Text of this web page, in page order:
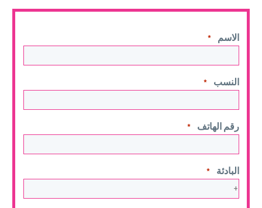
الفيديو
الاسم *
النسب *
رقم الهاتف *
البادئة *